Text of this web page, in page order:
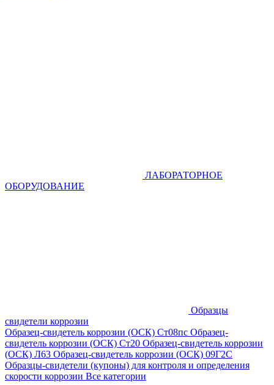
ЛАБОРАТОРНОЕ
ОБОРУДОВАНИЕ
Образцы
свидетели коррозии
Образец-свидетель коррозии (ОСК) Ст08пс Образец-
свидетель коррозии (ОСК) Ст20 Образец-свидетель коррозии
(ОСК) Л63 Образец-свидетель коррозии (ОСК) 09Г2С
Образцы-свидетели (купоны) для контроля и определения
скорости коррозии Все категории